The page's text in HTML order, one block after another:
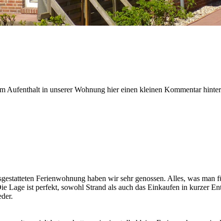
Aufenthalt in unserer Wohnung hier einen kleinen Kommentar
Ferienwohnung haben wir sehr genossen. Alles, was man
Lage ist perfekt, sowohl Strand als auch das Einkaufen in kurzer